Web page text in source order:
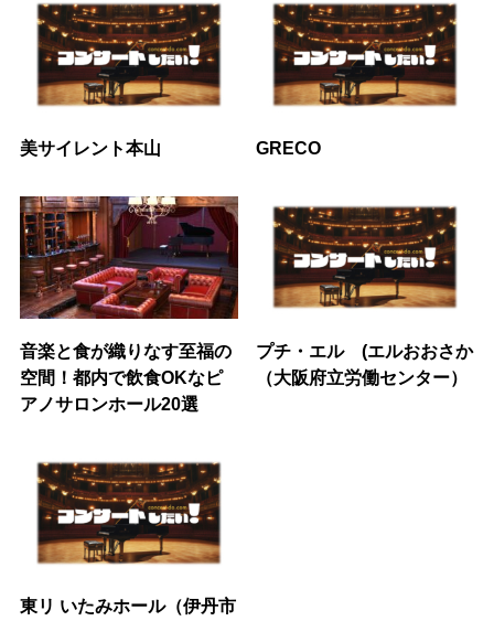
美サイレント本山 GRECO
音楽と食が織りなす至福の
空間！都内で飲食OKなピ
アノサロンホール20選
プチ・エル (エルおおさか
（大阪府立労働センター）
東リ いたみホール（伊丹市